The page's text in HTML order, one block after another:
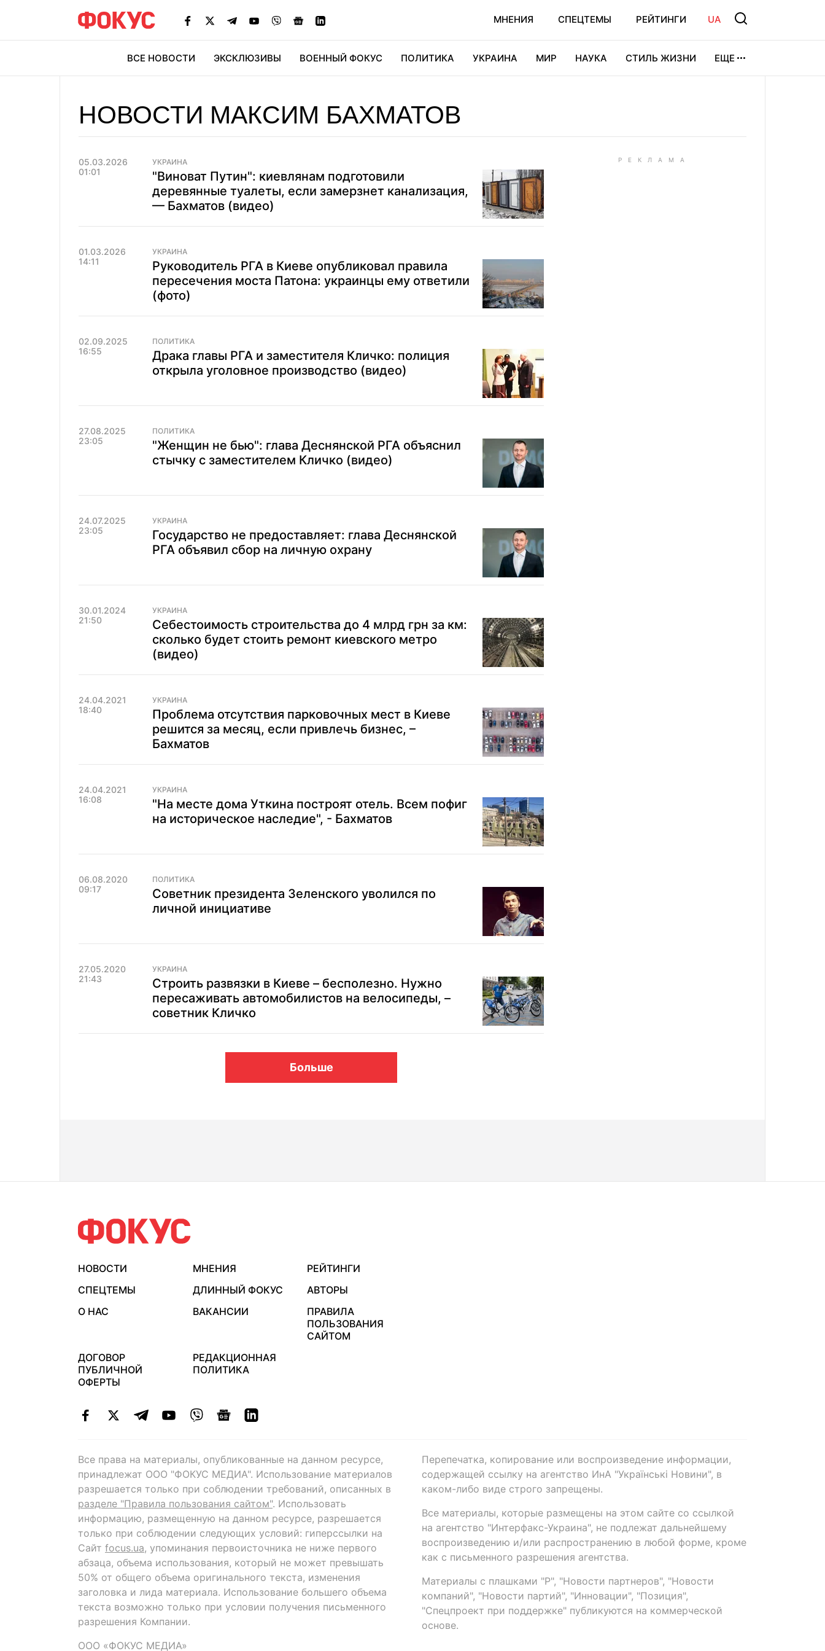
МНЕНИЯ СПЕЦТЕМЫ РЕЙТИНГИ UA
ВСЕ НОВОСТИ ЭКСКЛЮЗИВЫ ВОЕННЫЙ ФОКУС ПОЛИТИКА УКРАИНА МИР НАУКА СТИЛЬ ЖИЗНИ ЕЩЕ
НОВОСТИ МАКСИМ БАХМАТОВ
05.03.2026
01:01
УКРАИНА
"Виноват Путин": киевлянам подготовили
деревянные туалеты, если замерзнет канализация,
— Бахматов (видео)
01.03.2026
14:11
УКРАИНА
Руководитель РГА в Киеве опубликовал правила
пересечения моста Патона: украинцы ему ответили
(фото)
02.09.2025
16:55
ПОЛИТИКА
Драка главы РГА и заместителя Кличко: полиция
открыла уголовное производство (видео)
27.08.2025
23:05
ПОЛИТИКА
"Женщин не бью": глава Деснянской РГА объяснил
стычку с заместителем Кличко (видео)
24.07.2025
23:05
УКРАИНА
Государство не предоставляет: глава Деснянской
РГА объявил сбор на личную охрану
30.01.2024
21:50
УКРАИНА
Себестоимость строительства до 4 млрд грн за км:
сколько будет стоить ремонт киевского метро
(видео)
24.04.2021
18:40
УКРАИНА
Проблема отсутствия парковочных мест в Киеве
решится за месяц, если привлечь бизнес, –
Бахматов
24.04.2021
16:08
УКРАИНА
"На месте дома Уткина построят отель. Всем пофиг
на историческое наследие", - Бахматов
06.08.2020
09:17
ПОЛИТИКА
Советник президента Зеленского уволился по
личной инициативе
27.05.2020
21:43
УКРАИНА
Строить развязки в Киеве – бесполезно. Нужно
пересаживать автомобилистов на велосипеды, –
советник Кличко
Больше
НОВОСТИ МНЕНИЯ
РЕЙТИНГИ
СПЕЦТЕМЫ
ДЛИННЫЙ ФОКУС
АВТОРЫ
О НАС
ВАКАНСИИ
ПРАВИЛА
ПОЛЬЗОВАНИЯ
САЙТОМ
ДОГОВОР
ПУБЛИЧНОЙ
ОФЕРТЫ
РЕДАКЦИОННАЯ
ПОЛИТИКА
Все права на материалы, опубликованные на данном ресурсе,
принадлежат ООО "ФОКУС МЕДИА". Использование материалов
разрешается только при соблюдении требований, описанных в
разделе "Правила пользования сайтом". Использовать
информацию, размещенную на данном ресурсе, разрешается
только при соблюдении следующих условий: гиперссылки на
Сайт focus.ua, упоминания первоисточника не ниже первого
абзаца, объема использования, который не может превышать
50% от общего объема оригинального текста, изменения
заголовка и лида материала. Использование большего объема
текста возможно только при условии получения письменного
разрешения Компании.
ООО «ФОКУС МЕДИА»
Перепечатка, копирование или воспроизведение информации,
содержащей ссылку на агентство ИнА "Українські Новини", в
каком-либо виде строго запрещены.
Все материалы, которые размещены на этом сайте со ссылкой
на агентство "Интерфакс-Украина", не подлежат дальнейшему
воспроизведению и/или распространению в любой форме, кроме
как с письменного разрешения агентства.
Материалы с плашками "Р", "Новости партнеров", "Новости
компаний", "Новости партий", "Инновации", "Позиция",
"Спецпроект при поддержке" публикуются на коммерческой
основе.